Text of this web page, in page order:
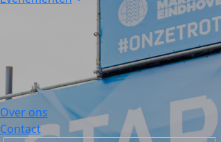
Over ons
Contact